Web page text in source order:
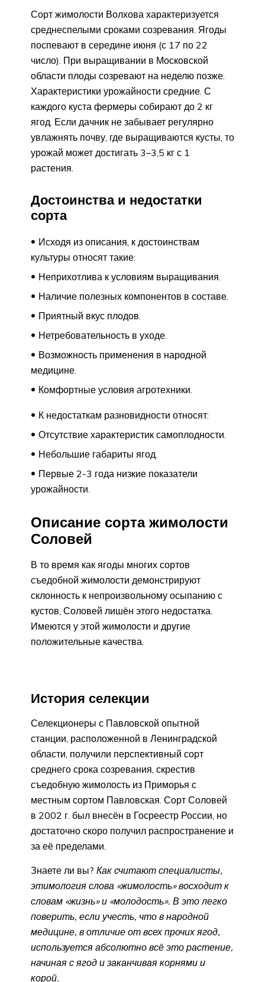
Сорт жимолости Волхова характеризуется
среднеспелыми сроками созревания. Ягоды
поспевают в середине июня (с 17 по 22
число). При выращивании в Московской
области плоды созревают на неделю позже.
Характеристики урожайности средние. С
каждого куста фермеры собирают до 2 кг
ягод. Если дачник не забывает регулярно
увлажнять почву, где выращиваются кусты, то
урожай может достигать 3–3,5 кг с 1
растения.
Достоинства и недостатки
сорта
Исходя из описания, к достоинствам
культуры относят такие:
Неприхотлива к условиям выращивания.
Наличие полезных компонентов в составе.
Приятный вкус плодов.
Нетребовательность в уходе.
Возможность применения в народной
медицине.
Комфортные условия агротехники.
К недостаткам разновидности относят:
Отсутствие характеристик самоплодности.
Небольшие габариты ягод.
Первые 2-3 года низкие показатели
урожайности.
Описание сорта жимолости
Соловей
В то время как ягоды многих сортов
съедобной жимолости демонстрируют
склонность к непроизвольному осыпанию с
кустов, Соловей лишён этого недостатка.
Имеются у этой жимолости и другие
положительные качества.
История селекции
Селекционеры с Павловской опытной
станции, расположенной в Ленинградской
области, получили перспективный сорт
среднего срока созревания, скрестив
съедобную жимолость из Приморья с
местным сортом Павловская. Сорт Соловей
в 2002 г. был внесён в Госреестр России, но
достаточно скоро получил распространение и
за её пределами.
Знаете ли вы? Как считают специалисты,
этимология слова «жимолость» восходит к
словам «жизнь» и «молодость». В это легко
поверить, если учесть, что в народной
медицине, в отличие от всех прочих ягод,
используется абсолютно всё это растение,
начиная с ягод и заканчивая корнями и
корой.